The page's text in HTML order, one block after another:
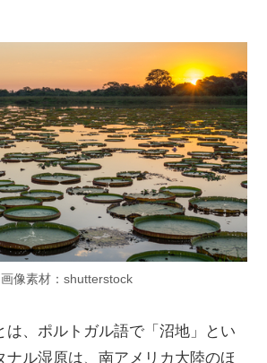
画像素材：shutterstock
は、ポルトガル語で「沼地」とい
ナル湿原は、南アメリカ大陸のほ